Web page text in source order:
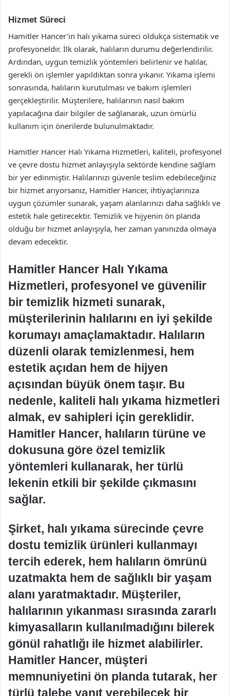
Hizmet Süreci
Hamitler Hancer’in halı yıkama süreci oldukça sistematik ve
profesyoneldir. İlk olarak, halıların durumu değerlendirilir.
Ardından, uygun temizlik yöntemleri belirlenir ve halılar,
gerekli ön işlemler yapıldıktan sonra yıkanır. Yıkama işlemi
sonrasında, halıların kurutulması ve bakım işlemleri
gerçekleştirilir. Müşterilere, halılarının nasıl bakım
yapılacağına dair bilgiler de sağlanarak, uzun ömürlü
kullanım için önerilerde bulunulmaktadır.
Hamitler Hancer Halı Yıkama Hizmetleri, kaliteli, profesyonel
ve çevre dostu hizmet anlayışıyla sektörde kendine sağlam
bir yer edinmiştir. Halılarınızı güvenle teslim edebileceğiniz
bir hizmet arıyorsanız, Hamitler Hancer, ihtiyaçlarınıza
uygun çözümler sunarak, yaşam alanlarınızı daha sağlıklı ve
estetik hale getirecektir. Temizlik ve hijyenin ön planda
olduğu bir hizmet anlayışıyla, her zaman yanınızda olmaya
devam edecektir.
Hamitler Hancer Halı Yıkama
Hizmetleri, profesyonel ve güvenilir
bir temizlik hizmeti sunarak,
müşterilerinin halılarını en iyi şekilde
korumayı amaçlamaktadır. Halıların
düzenli olarak temizlenmesi, hem
estetik açıdan hem de hijyen
açısından büyük önem taşır. Bu
nedenle, kaliteli halı yıkama hizmetleri
almak, ev sahipleri için gereklidir.
Hamitler Hancer, halıların türüne ve
dokusuna göre özel temizlik
yöntemleri kullanarak, her türlü
lekenin etkili bir şekilde çıkmasını
sağlar.
Şirket, halı yıkama sürecinde çevre
dostu temizlik ürünleri kullanmayı
tercih ederek, hem halıların ömrünü
uzatmakta hem de sağlıklı bir yaşam
alanı yaratmaktadır. Müşteriler,
halılarının yıkanması sırasında zararlı
kimyasalların kullanılmadığını bilerek
gönül rahatlığı ile hizmet alabilirler.
Hamitler Hancer, müşteri
memnuniyetini ön planda tutarak, her
türlü talebe yanıt verebilecek bir